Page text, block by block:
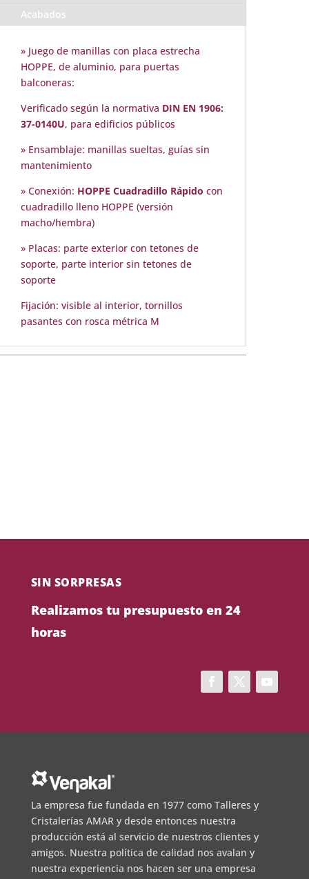
Acabados
» Juego de manillas con placa estrecha
HOPPE, de aluminio, para puertas
balconeras:
Verificado según la normativa DIN EN 1906:
37-0140U, para edificios públicos
» Ensamblaje: manillas sueltas, guías sin
mantenimiento
» Conexión: HOPPE Cuadradillo Rápido con
cuadradillo lleno HOPPE (versión
macho/hembra)
» Placas: parte exterior con tetones de
soporte, parte interior sin tetones de
soporte
Fijación: visible al interior, tornillos
pasantes con rosca métrica M
SIN SORPRESAS
Realizamos tu presupuesto en 24
horas
La empresa fue fundada en 1977 como Talleres y
Cristalerías AMAR y desde entonces nuestra
producción está al servicio de nuestros clientes y
amigos. Nuestra política de calidad nos avalan y
nuestra experiencia nos hacen ser una empresa